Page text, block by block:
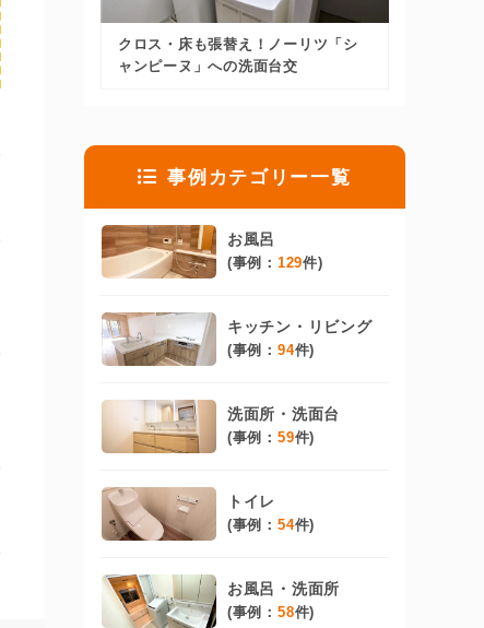
クロス・床も張替え！ノーリツ「シ
ャンピーヌ」への洗面台交
事例カテゴリー一覧
お風呂
(事例： 129件)
キッチン・リビング
(事例： 94件)
洗面所・洗面台
(事例： 59件)
トイレ
(事例： 54件)
お風呂・洗面所
(事例： 58件)